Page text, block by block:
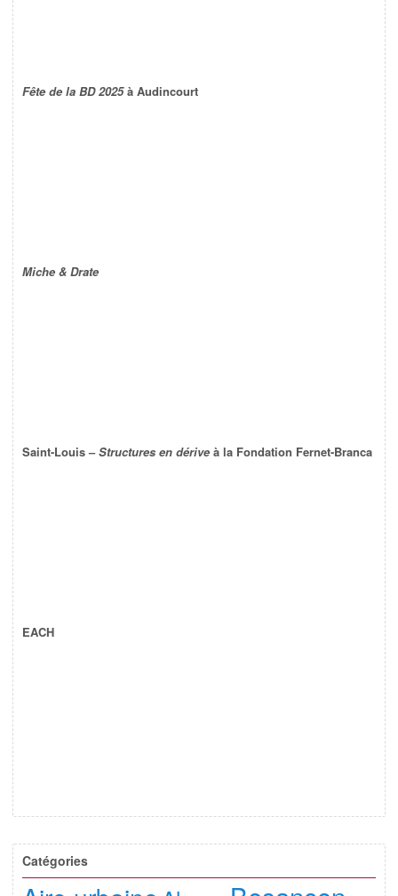
Fête de la BD 2025à Audincourt
Miche & Drate
Saint-Louis –Structures en dérive à la Fondation Fernet-Branca
EACH
Catégories